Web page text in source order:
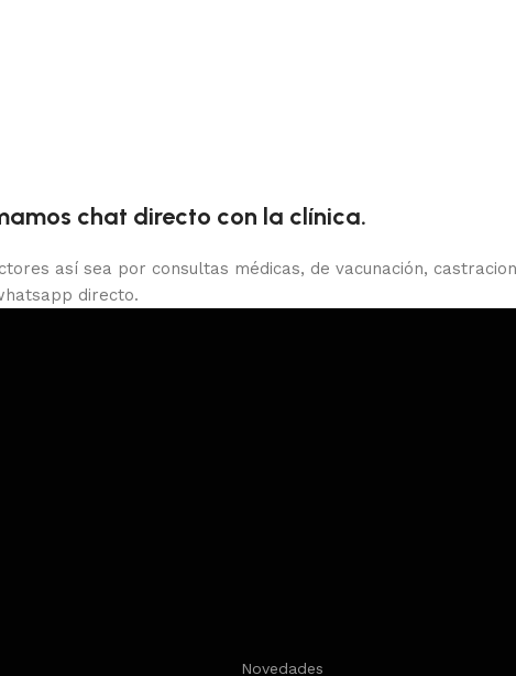
chat directo con la clínica.
así sea por consultas médicas, de vacunación,
directo.
Novedades